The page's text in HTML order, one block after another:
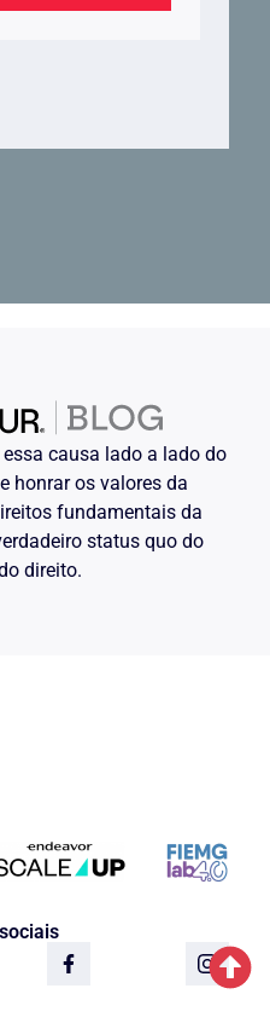
causa lado a lado do
honrar os valores da
fundamentais da
status quo do
direito.